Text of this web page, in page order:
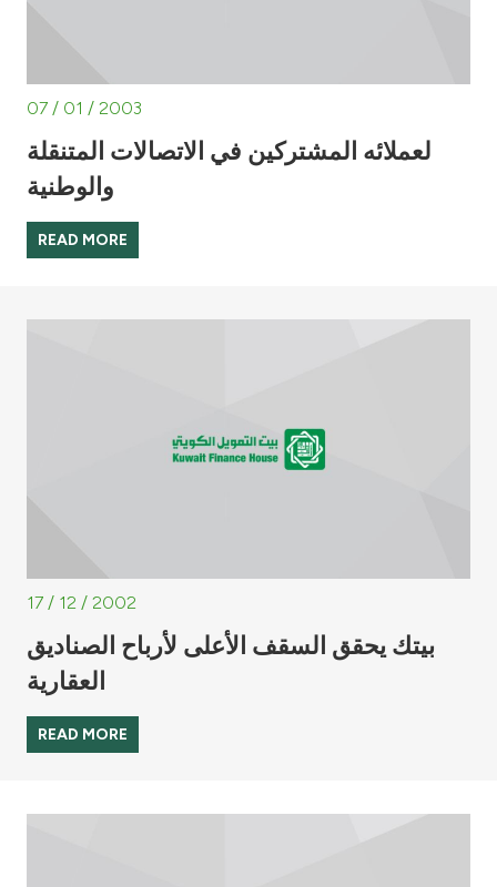
07 / 01 / 2003
لعملائه المشتركين في الاتصالات المتنقلة
والوطنية
READ MORE
17 / 12 / 2002
بيتك يحقق السقف الأعلى لأرباح الصناديق
العقارية
READ MORE